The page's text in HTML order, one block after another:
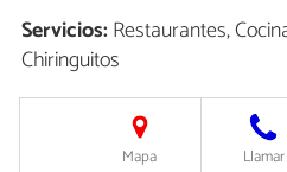
Servicios:Restaurantes,
Chiringuitos
Mapa Llamar